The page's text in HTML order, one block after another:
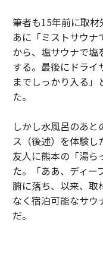
筆者も15年前に取
あに「ミストサウナ
から、塩サウナで塩
する。最後にドライ
までしっかり入る
た。
しかし水風呂のあ
ス（後述）を体験し
友人に熊本の「湯ら
た。「ああ、ディー
腑に落ち、以来、取
なく宿泊可能なサウ
だ。